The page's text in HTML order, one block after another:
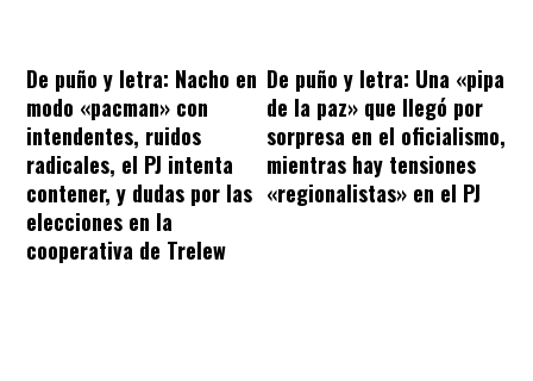
De puño y letra: Nacho en
modo «pacman» con
intendentes, ruidos
radicales, el PJ intenta
contener, y dudas por las
elecciones en la
cooperativa de Trelew
De puño y letra: Una «pipa
de la paz» que llegó por
sorpresa en el oficialismo,
mientras hay tensiones
«regionalistas» en el PJ